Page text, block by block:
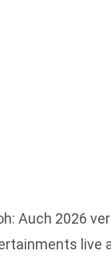
Auch 2026
live